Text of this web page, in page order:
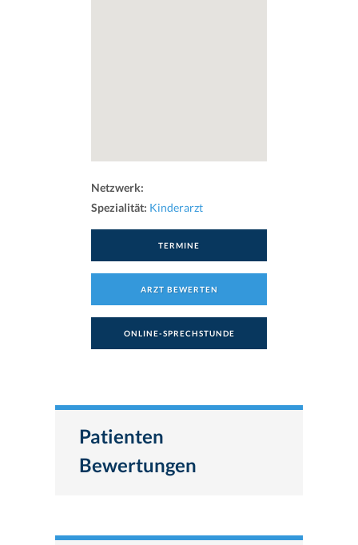
Netzwerk:
Spezialität: Kinderarzt
TERMINE
ARZT BEWERTEN
ONLINE-SPRECHSTUNDE
Patienten
Bewertungen